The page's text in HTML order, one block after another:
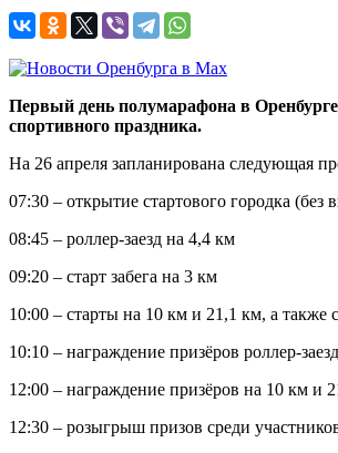
Первый день полумарафона в
спортивного праздника.
На 26 апреля запланирована следующая
07:30 – открытие стартового городка (без
08:45 – роллер-заезд на 4,4 км
09:20 – старт забега на 3 км
10:00 – старты на 10 км и 21,1 км, а также
10:10 – награждение призёров роллер-
12:00 – награждение призёров на 10 км и
12:30 – розыгрыш призов среди